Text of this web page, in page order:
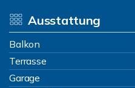
Ausstattung
Balkon
Terrasse
Garage